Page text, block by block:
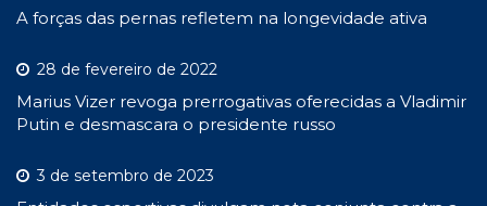
A forças das pernas refletem na longevidade ativa
28 de fevereiro de 2022
Marius Vizer revoga prerrogativas oferecidas a Vladimir
Putin e desmascara o presidente russo
3 de setembro de 2023